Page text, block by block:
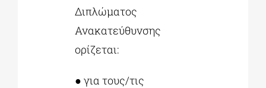
Διπλώματος
Ανακατεύθυνσης
ορίζεται:
● για τους/τις